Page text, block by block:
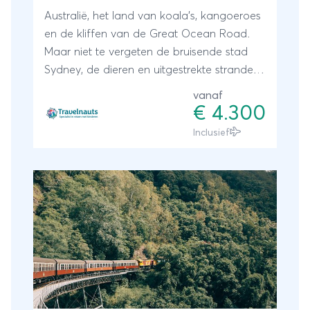
Australië, het land van koala’s, kangoeroes
en de kliffen van de Great Ocean Road.
Maar niet te vergeten de bruisende stad
Sydney, de dieren en uitgestrekte stranden.
wereldstad Sydney met de bekende Opera
House en de surfstranden. Hierna vliegt u
Ocean Road, uitgestrekte stranden,
wijngebieden en sluit u af op Kangaroo
Island waar u de kans heeft veel dieren te
zien.
vanaf
€ 4.300
Inclusief